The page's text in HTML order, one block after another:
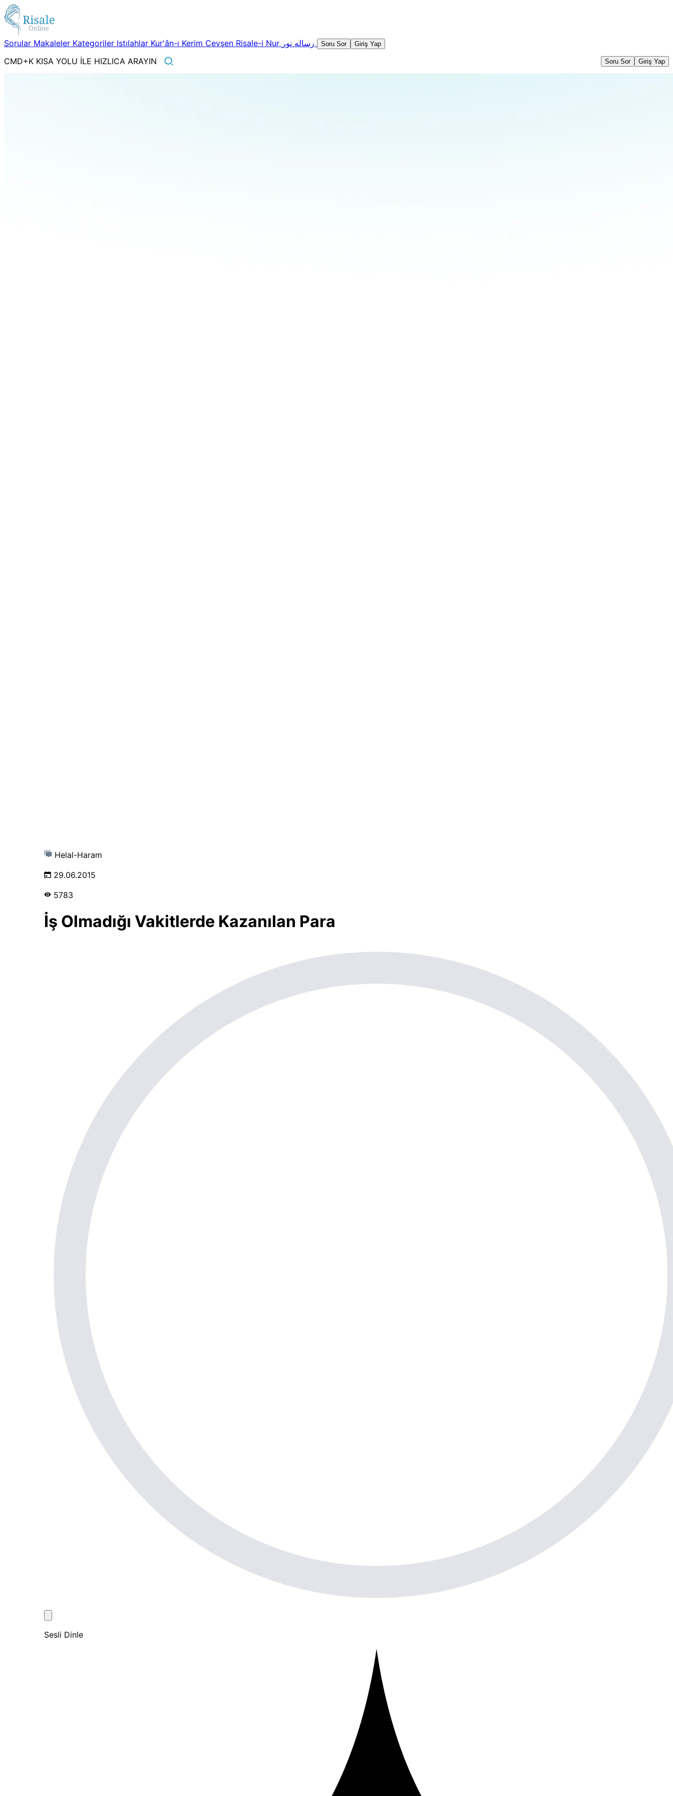
Sorular Makaleler Kategoriler Istılahlar Kur'ân-ı Kerim Cevşen Risale-i Nur Soru Sor Giriş Yap
CMD+K KISA YOLU İLE HIZLICA ARAYIN Soru Sor Giriş Yap
Helal-Haram
29.06.2015
5783
İş Olmadığı Vakitlerde Kazanılan Para
Sesli Dinle